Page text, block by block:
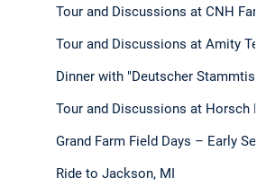
Tour and Discussions at CNH
Tour and Discussions at Amity
Dinner with "Deutscher
Tour and Discussions at Horsch
Grand Farm Field Days – Early
Ride to Jackson, MI